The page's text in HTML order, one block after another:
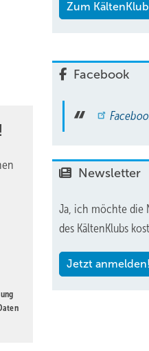
Zum KältenKlub
Facebook
Newsletter
Ja, ich möchte die
des KältenKlubs
Jetzt anmelden!